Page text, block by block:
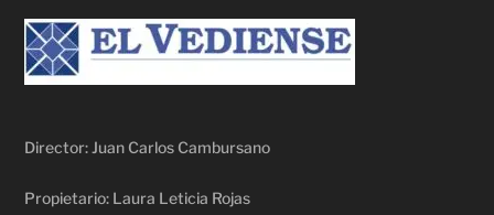
Director: Juan Carlos Cambursano
Propietario: Laura Leticia Rojas